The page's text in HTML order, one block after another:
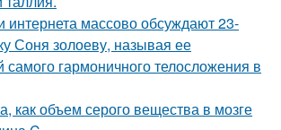
интернета массово обсуждают 23-
Соня золоеву, называя ее
самого гармоничного телосложения в
как объем серого вещества в мозге